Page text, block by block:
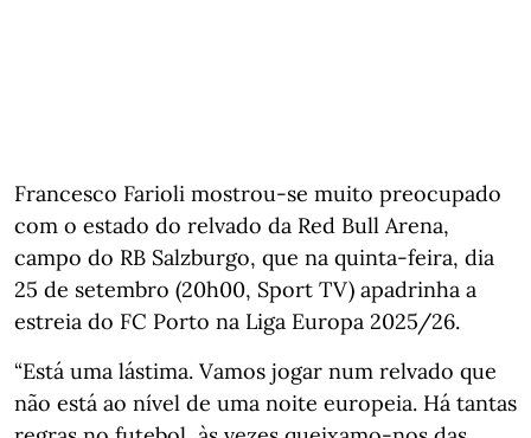
Francesco Farioli mostrou-se muito preocupado
com o estado do relvado da Red Bull Arena,
campo do RB Salzburgo, que na quinta-feira, dia
25 de setembro (20h00, Sport TV) apadrinha a
estreia do FC Porto na Liga Europa 2025/26.
“Está uma lástima. Vamos jogar num relvado que
não está ao nível de uma noite europeia. Há tantas